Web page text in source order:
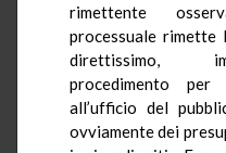
rimettente
processuale
direttissimo,
procedimento per
all’ufficio del
ovviamente dei